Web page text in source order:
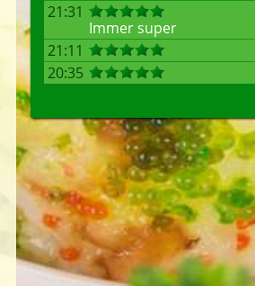
21:31
Immer super
21:11
20:35